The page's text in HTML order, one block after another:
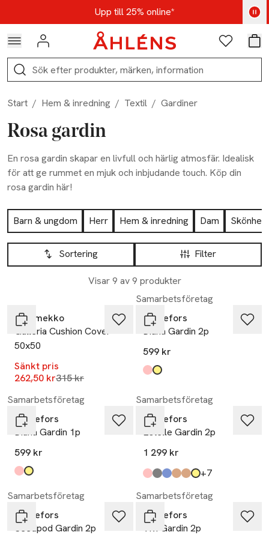
Hoppa till navigationsmenynUpp till 25% online*
Kod: AUG25 - Shoppa nu
Logga in Favoriter
Sök
Start / Hem & inredning / Textil / Gardiner
Rosa gardin
En rosa gardin skapar en livfull och härlig atmosfär. Idealisk
för att ge rummet en mjuk och inbjudande touch. Köp din
rosa gardin här!
Hoppa till produktsidan
Barn & ungdom Herr Hem & inredning Dam
Skönhet
Hoppa till produktsidan
Filter
Sortering
Visar 9 av 9 produkter
Lista över produkter
Marimekko
Galleria Cushion Cover
50x50
Sänkt pris
262,50 krLägsta pris 30 dagar
315 kr
Samarbetsföretag
Svanefors
Diana Gardin 2p
599 kr
Produkten finns i färgerna:
rosa,
gul,
Samarbetsföretag
Svanefors
Diana Gardin 1p
599 kr
Produkten finns i färgerna:
rosa,
gul,
Samarbetsföretag
Svanefors
Estelle Gardin 2p
1 299 kr
Produkten finns i färgerna:
rosa,
mörkgrå,
mörkblå,
mörkbrun,
ljusbrun,
gul, +7till
Samarbetsföretag
Svanefors
Seedpod Gardin 2p
Samarbetsföretag
Svanefors
Vivi Gardin 2p